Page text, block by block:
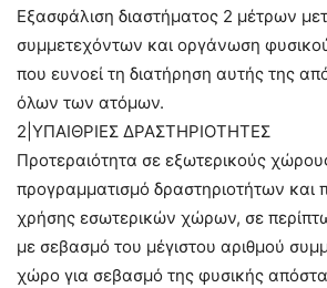
Εξασφάλιση διαστήματος 2 μέτρων
συμμετεχόντων και οργάνωση
που ευνοεί τη διατήρηση αυτής της
όλων των ατόμων.
2|ΥΠΑΙΘΡΙΕΣ ΔΡΑΣΤΗΡΙΟΤΗΤΕΣ
Προτεραιότητα σε εξωτερικούς
προγραμματισμό δραστηριοτήτων και
χρήσης εσωτερικών χώρων, σε
με σεβασμό του μέγιστου αριθμού
χώρο για σεβασμό της φυσικής